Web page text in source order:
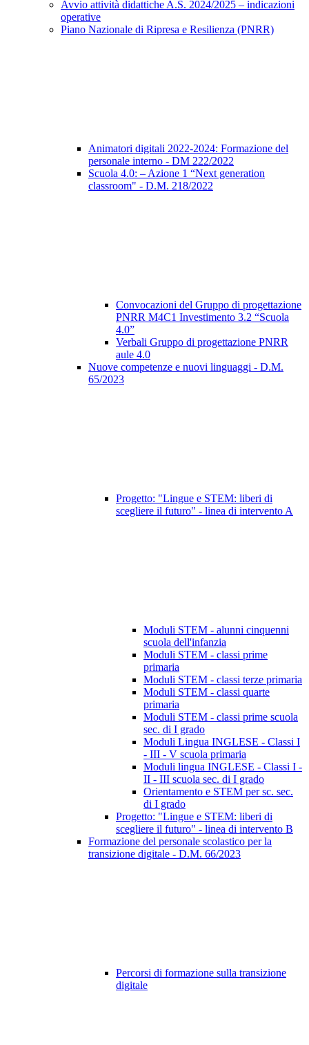
Avvio attività didattiche A.S. 2024/2025 – indicazioni
operative
Piano Nazionale di Ripresa e Resilienza (PNRR)
Animatori digitali 2022-2024: Formazione del
personale interno - DM 222/2022
Scuola 4.0: – Azione 1 “Next generation
classroom" - D.M. 218/2022
Convocazioni del Gruppo di progettazione
PNRR M4C1 Investimento 3.2 “Scuola
4.0”
Verbali Gruppo di progettazione PNRR
aule 4.0
Nuove competenze e nuovi linguaggi - D.M.
65/2023
Progetto: "Lingue e STEM: liberi di
scegliere il futuro" - linea di intervento A
Moduli STEM - alunni cinquenni
scuola dell'infanzia
Moduli STEM - classi prime
primaria
Moduli STEM - classi terze primaria
Moduli STEM - classi quarte
primaria
Moduli STEM - classi prime scuola
sec. di I grado
Moduli Lingua INGLESE - Classi I
- III - V scuola primaria
Moduli lingua INGLESE - Classi I -
II - III scuola sec. di I grado
Orientamento e STEM per sc. sec.
di I grado
Progetto: "Lingue e STEM: liberi di
scegliere il futuro" - linea di intervento B
Formazione del personale scolastico per la
transizione digitale - D.M. 66/2023
Percorsi di formazione sulla transizione
digitale